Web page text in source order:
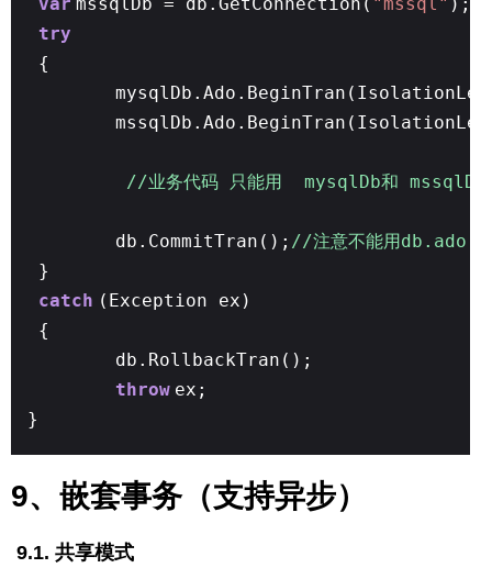
var mssqlDb = db.GetConnection( "mssql" );
try
{
//业务代码 只能用 mysqlDb和
db.CommitTran(); //注意不能用
}
catch (Exception ex)
{
db.RollbackTran();
throw ex;
}
9、嵌套事务（支持异步）
9.1. 共享模式